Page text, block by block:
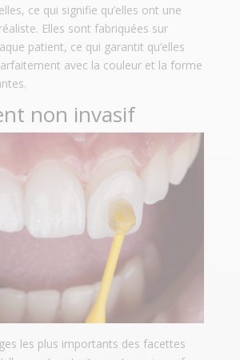
ce qui signifie qu’elles ont une
Elles sont fabriquées sur
patient, ce qui garantit qu’elles
avec la couleur et la forme
non invasif
les plus importants des facettes